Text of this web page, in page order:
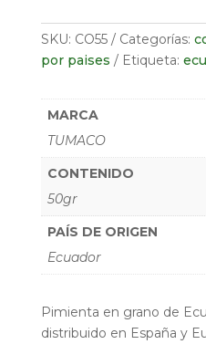
SKU: CO55 Categorías:
por paises
Etiqueta:
MARCA
TUMACO
CONTENIDO
50gr
PAÍS DE ORIGEN
Ecuador
Pimienta en grano de
distribuido en España y